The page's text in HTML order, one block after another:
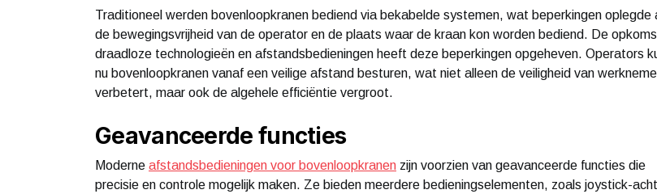
Traditioneel werden bovenloopkranen bediend via bekabelde systemen, wat beperkingen oplegde
de bewegingsvrijheid van de operator en de plaats waar de kraan kon worden bediend. De
draadloze technologieën en afstandsbedieningen heeft deze beperkingen opgeheven. Operators
nu bovenloopkranen vanaf een veilige afstand besturen, wat niet alleen de veiligheid van
verbetert, maar ook de algehele efficiëntie vergroot.
Geavanceerde functies
Moderne afstandsbedieningen voor bovenloopkranen zijn voorzien van geavanceerde functies die
precisie en controle mogelijk maken. Ze bieden meerdere bedieningselementen, zoals joystick-